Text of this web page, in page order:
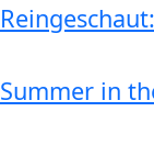
Summer in